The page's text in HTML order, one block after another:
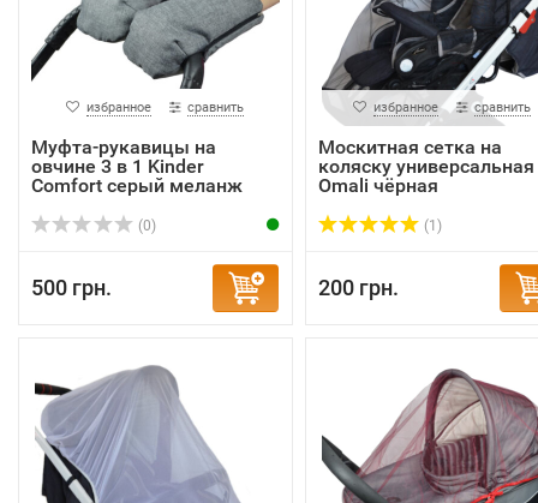
избранное сравнить
Муфта-рукавицы на
овчине 3 в 1 Kinder
Comfort серый меланж
(0)
500 грн.
избранное сравнить
Москитная сетка на
коляску универсальная
Omali чёрная
(1)
200 грн.